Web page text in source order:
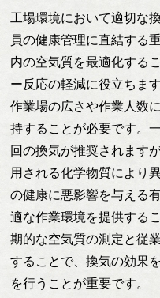
工場環境において適切な
員の健康管理に直結する
内の空気質を最適化する
ー反応の軽減に役立ちま
作業場の広さや作業人数
持することが必要です。
回の換気が推奨されます
用される化学物質により
の健康に悪影響を与える
適な作業環境を提供する
期的な空気質の測定と従
することで、換気の効果
を行うことが重要です。